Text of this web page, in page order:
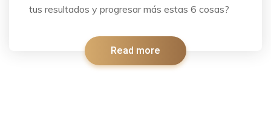
tus resultados y progresar más estas 6 cosas?
Read more